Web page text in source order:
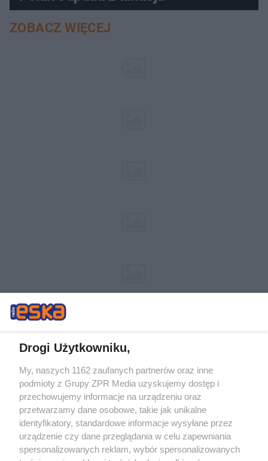
ZOBACZ WIĘCEJ
Żaden utwór zamieszczony w serwisie nie może być powielany i
rozpowszechniany lub dalej rozpowszechniany w jakikolwiek sposób (w
tym także elektroniczny lub mechaniczny) na jakimkolwiek polu
eksploatacji w jakiejkolwiek formie, włącznie z umieszczaniem w
Internecie bez pisemnej zgody właściciela praw. Jakiekolwiek użycie lub
wykorzystanie utworów w całości lub w części z naruszeniem prawa,
tzn. bez właściwej zgody, jest zabronione pod groźbą kary i może być
ścigane prawnie.
Drogi Użytkowniku,
My, naszych 1162 zaufanych partnerów oraz inne
podmioty z Grupy ZPR Media uzyskujemy dostęp i
przechowujemy informacje na urządzeniu oraz
przetwarzamy dane osobowe, takie jak unikalne
identyfikatory, standardowe informacje wysyłane przez
urządzenie czy dane przeglądania w celu zapewniania
spersonalizowanych reklam, wybór spersonalizowanych